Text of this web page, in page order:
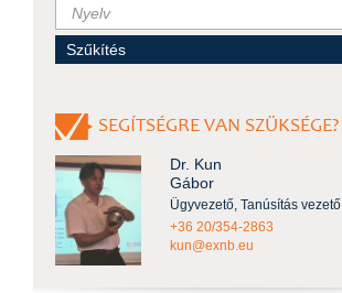
SEGÍTSÉGRE VAN SZÜKSÉGE?
Dr. Kun
Gábor
Ügyvezető, Tanúsítás vezető
+36 20/354-2863
kun@exnb.eu